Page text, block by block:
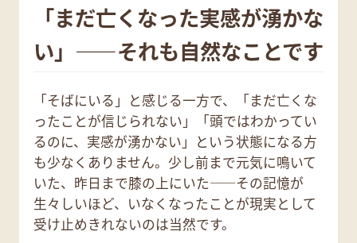
「まだ亡くなった実感が湧かな
い」——それも自然なことです
「そばにいる」と感じる一方で、「まだ亡くな
ったことが信じられない」「頭ではわかってい
るのに、実感が湧かない」という状態になる方
も少なくありません。少し前まで元気に鳴いて
いた、昨日まで膝の上にいた——その記憶が
生々しいほど、いなくなったことが現実として
受け止めきれないのは当然です。